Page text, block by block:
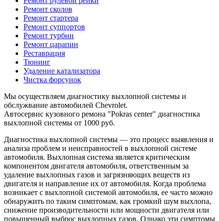
Ремонт сколов
Ремонт стартера
Ремонт суппортов
Ремонт турбин
Ремонт царапин
Реставрация
Тюнинг
Удаление катализатора
Чистка форсунок
Мы осуществляем диагностику выхлопной системы и
обслужвание автомобилей Chevrolet.
Автосервис кузовного ремона "Pokras center" диагностика
выхлопной системы от 1000 руб.
Диагностика выхлопной системы — это процесс выявления и
анализа проблем и неисправностей в выхлопной системе
автомобиля. Выхлопная система является критическим
компонентом двигателя автомобиля, ответственным за
удаление выхлопных газов и загрязняющих веществ из
двигателя и направление их от автомобиля. Когда проблема
возникает с выхлопной системой автомобиля, ее часто можно
обнаружить по таким симптомам, как громкий шум выхлопа,
снижение производительности или мощности двигателя или
повышенный выброс выхлопных газов. Однако эти симптомы